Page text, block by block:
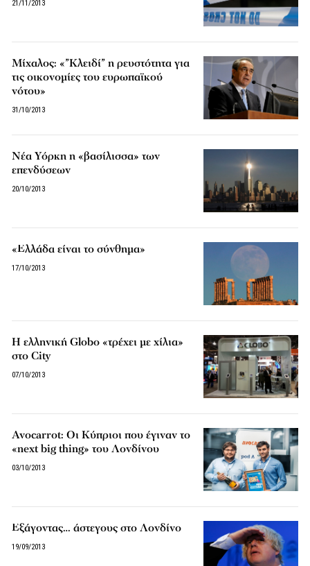
21/11/2013
Μίχαλος: «”Κλειδί” η ρευστότητα για
τις οικονομίες του ευρωπαϊκού
νότου»
31/10/2013
Νέα Υόρκη η «βασίλισσα» των
επενδύσεων
20/10/2013
«Ελλάδα είναι το σύνθημα»
17/10/2013
Η ελληνική Globo «τρέχει με χίλια»
στο City
07/10/2013
Avocarrot: Οι Κύπριοι που έγιναν το
«next big thing» του Λονδίνου
03/10/2013
Εξάγοντας… άστεγους στο Λονδίνο
19/09/2013